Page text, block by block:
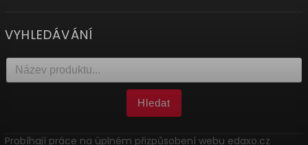
VYHLEDÁVÁNÍ
Hledat
Probíhají práce na úplném přizpůsobení webu edaxo.cz